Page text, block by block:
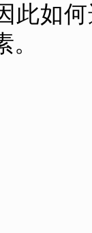
此如